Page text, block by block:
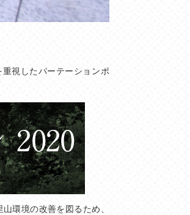
視したパーテーションポ
環境の改善を図るため、